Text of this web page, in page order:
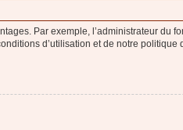
Par exemple, l’administrateur du
d’utilisation et de notre